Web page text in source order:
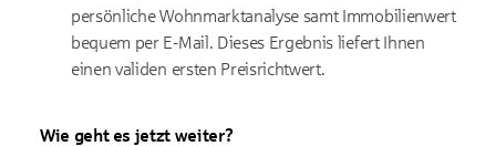
persönliche Wohnmarktanalyse samt Immobilienwert
bequem per E-Mail. Dieses Ergebnis liefert Ihnen
einen validen ersten Preisrichtwert.
Wie geht es jetzt weiter?